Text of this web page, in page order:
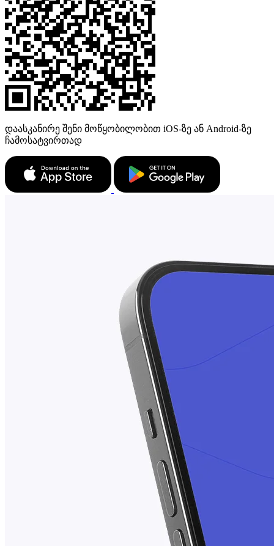
დაასკანირე შენი მოწყობილობით iOS-ზე ან Android-ზე
ჩამოსატვირთად